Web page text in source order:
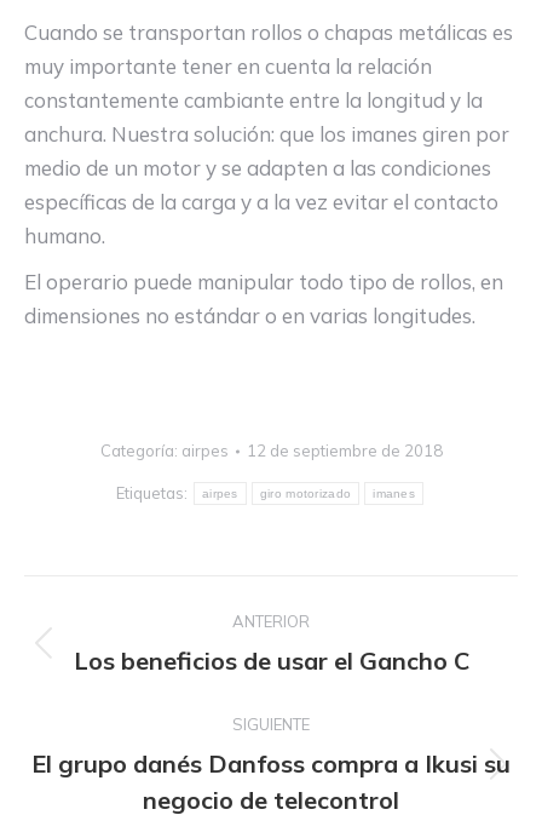
Cuando se transportan rollos o chapas metálicas es
muy importante tener en cuenta la relación
constantemente cambiante entre la longitud y la
anchura. Nuestra solución: que los imanes giren por
medio de un motor y se adapten a las condiciones
específicas de la carga y a la vez evitar el contacto
humano.
El operario puede manipular todo tipo de rollos, en
dimensiones no estándar o en varias longitudes.
Categoría: airpes 12 de septiembre de 2018
Etiquetas: airpes giro motorizado imanes
entre
publicaciones
ANTERIOR
Publicación
Los beneficios de usar el Gancho C
SIGUIENTE
Publicación
El grupo danés Danfoss compra a Ikusi su
negocio de telecontrol